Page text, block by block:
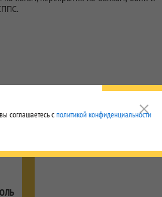
соглашаетесь сполитикой конфиденциальности